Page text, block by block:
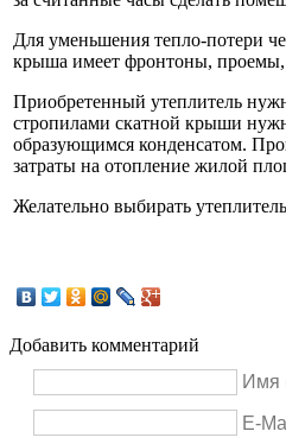
Для уменьшения тепло-потери
крыша имеет фронтоны, проемы,
Приобретенный утеплитель
стропилами скатной крыши
образующимся конденсатом.
затраты на отопление жилой
Желательно выбирать
Добавить комментарий
Имя
E-